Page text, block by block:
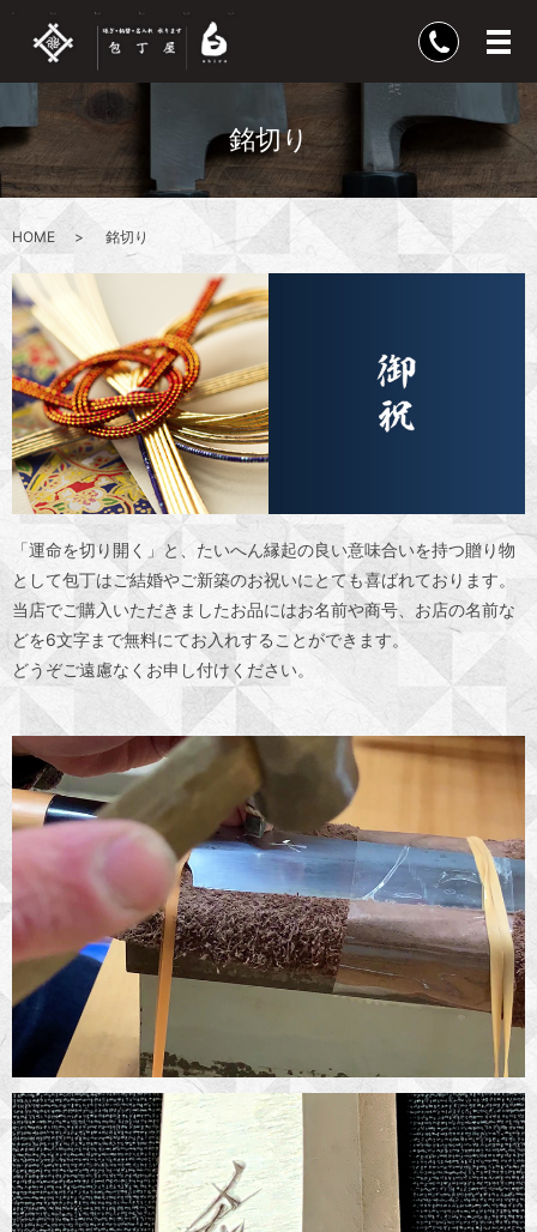
銘切り
HOME 銘切り
「運命を切り開く」と、たいへん縁起の良い意味合いを持つ贈り物
として包丁はご結婚やご新築のお祝いにとても喜ばれております。
当店でご購入いただきましたお品にはお名前や商号、お店の名前な
どを6文字まで無料にてお入れすることができます。
どうぞご遠慮なくお申し付けください。